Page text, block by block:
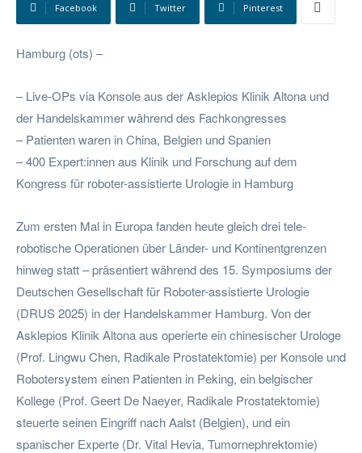
Facebook Twitter Pinterest
Hamburg (ots) –
– Live-OPs via Konsole aus der Asklepios Klinik Altona und
der Handelskammer während des Fachkongresses
– Patienten waren in China, Belgien und Spanien
– 400 Expert:innen aus Klinik und Forschung auf dem
Kongress für roboter-assistierte Urologie in Hamburg
Zum ersten Mal in Europa fanden heute gleich drei tele-
robotische Operationen über Länder- und Kontinentgrenzen
hinweg statt – präsentiert während des 15. Symposiums der
Deutschen Gesellschaft für Roboter-assistierte Urologie
(DRUS 2025) in der Handelskammer Hamburg. Von der
Asklepios Klinik Altona aus operierte ein chinesischer Urologe
(Prof. Lingwu Chen, Radikale Prostatektomie) per Konsole und
Robotersystem einen Patienten in Peking, ein belgischer
Kollege (Prof. Geert De Naeyer, Radikale Prostatektomie)
steuerte seinen Eingriff nach Aalst (Belgien), und ein
spanischer Experte (Dr. Vital Hevia, Tumornephrektomie)